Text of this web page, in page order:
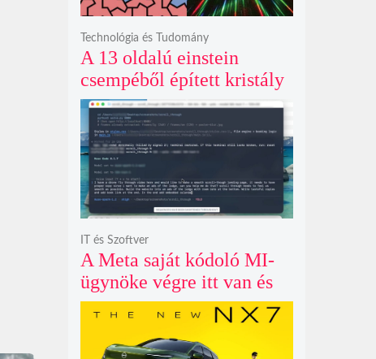
A 13 oldalú einstein
csempéből épített kristály
példátlanul forgó
csillagmintát vetít a fény
polarizációjától függően
Technológia és Tudomány
A Meta saját kódoló MI-
ügynöke végre itt van és
nem fél belenyúlni a
IT és Szoftver